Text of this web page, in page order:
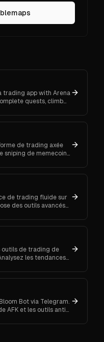
trading app with Arena
quests, climb
de trading axée
sniping de memecoins,
de trading fluide sur
des outils avancés
outils de trading de
les tendances
Bot via Telegram.
AFK et les outils anti-